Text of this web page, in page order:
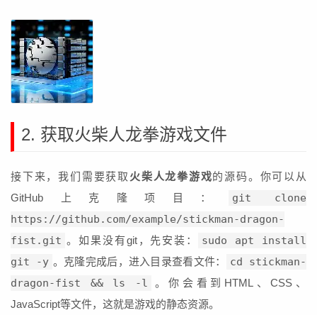
2. 获取火柴人龙拳游戏文件
接下来，我们需要获取 火柴人龙拳游戏的源码。你可以从
GitHub上克隆项目：
git clone
https://github.com/example/stickman-dragon-
fist.git 。如果没有git，先安装：
sudo apt install
git -y 。克隆完成后，进入目录查看文件：
cd stickman-
dragon-fist && ls -l
。你会看到HTML、CSS、
JavaScript等文件，这就是游戏的静态资源。